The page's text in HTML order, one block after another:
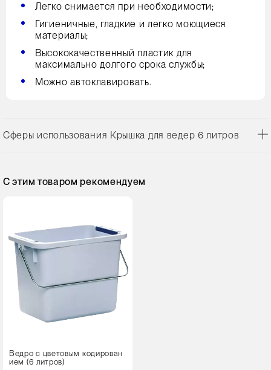
Легко снимается при необходимости;
Гигиеничные, гладкие и легко моющиеся
материалы;
Высококачественный пластик для
максимально долгого срока службы;
Можно автоклавировать.
Сферы использования Крышка для ведер 6 литров
С этим товаром рекомендуем
Ведро с цветовым кодирован
ием (6 литров)